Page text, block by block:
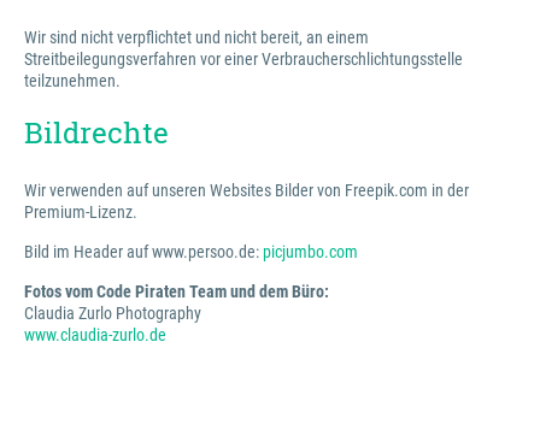
Wir sind nicht verpflichtet und nicht bereit, an einem
Streitbeilegungsverfahren vor einer Verbraucherschlichtungsstelle
teilzunehmen.
Bildrechte
Wir verwenden auf unseren Websites Bilder von Freepik.com in der
Premium-Lizenz.
Bild im Header auf www.persoo.de:picjumbo.com
Fotos vom Code Piraten Team und dem Büro:
Claudia Zurlo Photography
www.claudia-zurlo.de